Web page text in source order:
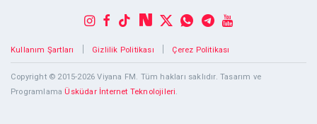
Kullanım Şartları Gizlilik Politikası Çerez Politikası
Copyright © 2015-2026 Viyana FM. Tüm hakları saklıdır. Tasarım ve
Programlama Üsküdar İnternet Teknolojileri.